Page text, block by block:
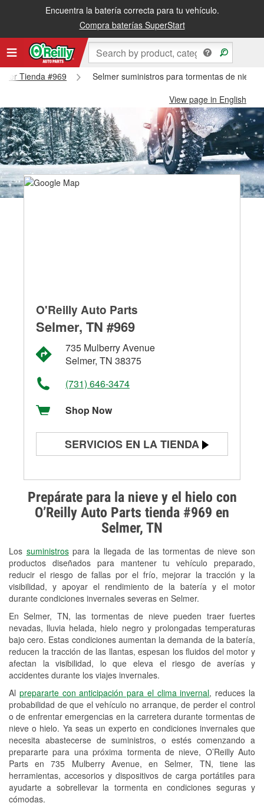
Encuentra la batería correcta para tu vehículo.
Compra baterías SuperStart
Tienda #969
Selmer suministros para tormentas de nieve
View page in English
Prepárate para la nieve y el hielo con
O’Reilly Auto Parts tienda #969 en
Selmer, TN
Los suministrospara la llegada de las tormentas de nieve son
productos diseñados para mantener tu vehículo preparado,
reducir el riesgo de fallas por el frío, mejorar la tracción y la
visibilidad, y apoyar el rendimiento de la batería y el motor
durante condiciones invernales severas en Selmer.
En Selmer, TN, las tormentas de nieve pueden traer fuertes
nevadas, lluvia helada, hielo negro y prolongadas temperaturas
bajo cero. Estas condiciones aumentan la demanda de la batería,
reducen la tracción de las llantas, espesan los fluidos del motor y
afectan la visibilidad, lo que eleva el riesgo de averías y
accidentes durante los viajes invernales.
Al prepararte con anticipación para el clima invernal, reduces la
probabilidad de que el vehículo no arranque, de perder el control
o de enfrentar emergencias en la carretera durante tormentas de
nieve o hielo. Ya seas un experto en condiciones invernales que
necesita abastecerse de suministros, o estés comenzando a
prepararte para una próxima tormenta de nieve, O’Reilly Auto
Parts en 735 Mulberry Avenue, en Selmer, TN, tiene las
herramientas, accesorios y dispositivos de carga portátiles para
ayudarte a sobrellevar la tormenta en condiciones seguras y
cómodas.
O'Reilly Auto Parts
Selmer, TN #969
735 Mulberry Avenue
Selmer, TN 38375
(731) 646-3474
Shop Now
SERVICIOS EN LA TIENDA
Prueba de alternadores y
arrancadores
Revisión de la luz "Check Engine"
Reciclaje de baterías y aceite
Instalación de bombillas de faros
Instalación de limpiaparabrisas
Programa de Préstamo de
Herramientas
Rectificación de tambores y discos de
freno
Mangueras hidráulicas a la medida
Snowstorm Supplies
Conoce más